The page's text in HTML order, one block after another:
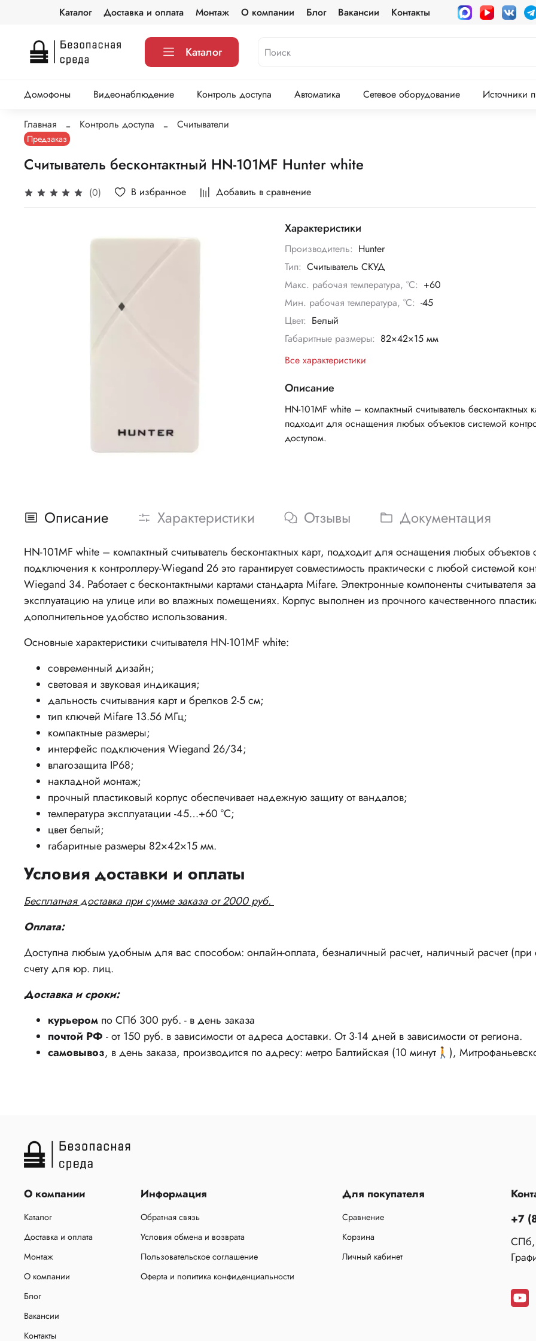
Каталог Доставка и оплата Монтаж О компании Блог Вакансии Контакты
Каталог
Домофоны Видеонаблюдение Контроль доступа Автоматика Сетевое оборудование Источники
Главная Контроль доступа Считыватели
Предзаказ
Считыватель бесконтактный HN-101MF Hunter white
(0) В избранное Добавить в сравнение
Характеристики
Производитель: Hunter
Тип: Считыватель СКУД
Макс. рабочая температура, °С: +60
Мин. рабочая температура, °С: -45
Цвет: Белый
Габаритные размеры: 82×42×15 мм
Все характеристики
Описание
HN-101MF white – компактный считыватель бесконтактных
подходит для оснащения любых объектов системой
доступом.
Описание Характеристики Отзывы Документация
HN-101MF white – компактный считыватель бесконтактных карт, подходит для оснащения любых
подключения к контроллеру-Wiegand 26 это гарантирует совместимость практически с любой системой
Wiegand 34. Работает с бесконтактными картами стандарта Mifare. Электронные компоненты
эксплуатацию на улице или во влажных помещениях. Корпус выполнен из прочного качественного
дополнительное удобство использования.
Основные характеристики считывателя HN-101MF white:
современный дизайн;
световая и звуковая индикация;
дальность считывания карт и брелков 2-5 см;
тип ключей Mifare 13.56 МГц;
компактные размеры;
интерфейс подключения Wiegand 26/34;
влагозащита IP68;
накладной монтаж;
прочный пластиковый корпус обеспечивает надежную защиту от вандалов;
температура эксплуатации -45…+60 °С;
цвет белый;
габаритные размеры 82×42×15 мм.
Условия доставки и оплаты
Бесплатная доставка при сумме заказа от 2000 руб.
Оплата:
Доступна любым удобным для вас способом: онлайн-оплата, безналичный расчет, наличный расчет (при
счету для юр. лиц.
Доставка и сроки:
курьером по СПб 300 руб. - в день заказа
почтой РФ - от 150 руб. в зависимости от адреса доставки. От 3-14 дней в зависимости от региона.
самовывоз, в день заказа, производится по адресу: метро Балтийская (10 минут🚶),
О компании
Каталог
Доставка и оплата
Монтаж
О компании
Блог
Вакансии
Контакты
Информация
Обратная связь
Условия обмена и возврата
Пользовательское соглашение
Оферта и политика конфиденциальности
Для покупателя
Сравнение
Корзина
Личный кабинет
+7
СПб,